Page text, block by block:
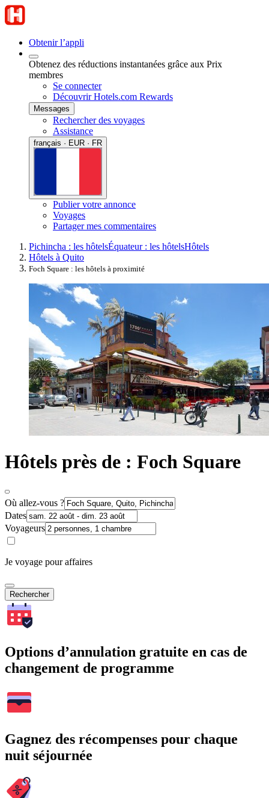
Obtenir l’appli
Obtenez des réductions instantanées grâce aux Prix
membres
Se connecter
Découvrir Hotels.com Rewards
Messages
Rechercher des voyages
Assistance
français · EUR · FR
Publier votre annonce
Voyages
Partager mes commentaires
Pichincha : les hôtelsÉquateur : les hôtelsHôtels
Hôtels à Quito
Foch Square : les hôtels à proximité
Hôtels près de : Foch Square
Où allez-vous ?
Dates
Voyageurs
Je voyage pour affaires
Rechercher
Options d’annulation gratuite en cas de
changement de programme
Gagnez des récompenses pour chaque
nuit séjournée